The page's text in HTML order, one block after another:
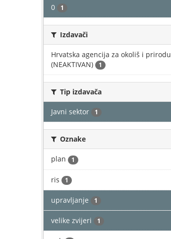
0 1
Izdavači
Hrvatska agencija za okoliš i prirodu
(NEAKTIVAN)
1
Tip izdavača
Javni sektor 1
Oznake
plan 1
ris 1
upravljanje 1
velike zvijeri 1